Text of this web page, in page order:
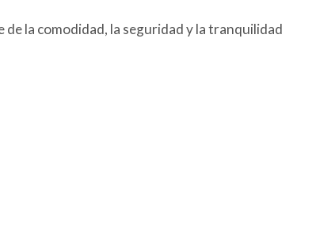
la comodidad, la seguridad y la tranquilidad